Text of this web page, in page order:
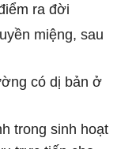
ra đời
miệng, sau
có dị bản ở
trong sinh hoạt